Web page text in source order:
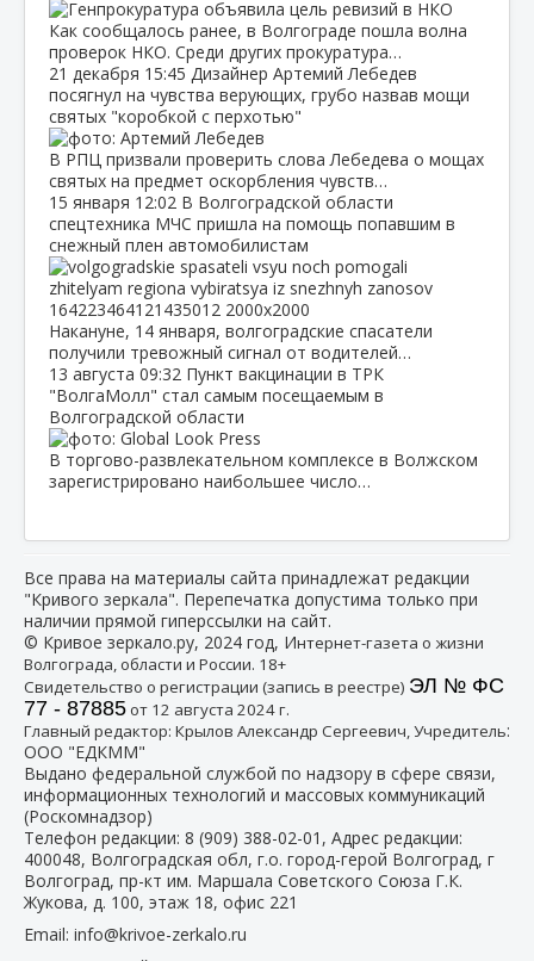
Как сообщалось ранее, в Волгограде пошла волна
проверок НКО. Среди других прокуратура…
21 декабря 15:45 Дизайнер Артемий Лебедев
посягнул на чувства верующих, грубо назвав мощи
святых "коробкой с перхотью"
В РПЦ призвали проверить слова Лебедева о мощах
святых на предмет оскорбления чувств…
15 января 12:02 В Волгоградской области
спецтехника МЧС пришла на помощь попавшим в
снежный плен автомобилистам
Накануне, 14 января, волгоградские спасатели
получили тревожный сигнал от водителей…
13 августа 09:32 Пункт вакцинации в ТРК
"ВолгаМолл" стал самым посещаемым в
Волгоградской области
В торгово-развлекательном комплексе в Волжском
зарегистрировано наибольшее число…
Все права на материалы сайта принадлежат редакции
"Кривого зеркала". Перепечатка допустима только при
наличии прямой гиперссылки на сайт.
© Кривое зеркало.ру, 2024 год, Интернет-газета о жизни
Волгограда, области и России. 18+
Свидетельство о регистрации (запись в реестре) ЭЛ № ФС
77 - 87885от 12 августа 2024 г.
Главный редактор: Крылов Александр Сергеевич, Учредитель:
ООО "ЕДКММ"
Выдано федеральной службой по надзору в сфере связи,
информационных технологий и массовых коммуникаций
(Роскомнадзор)
Телефон редакции: 8 (909) 388-02-01 , Адрес редакции:
400048, Волгоградская обл, г.о. город-герой Волгоград, г
Волгоград, пр-кт им. Маршала Советского Союза Г.К.
Жукова, д. 100, этаж 18, офис 221
Email: info@krivoe-zerkalo.ru